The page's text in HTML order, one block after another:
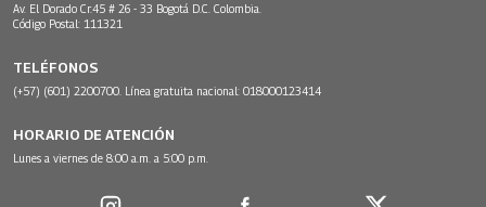
Av. El Dorado Cr.45 # 26 - 33 Bogotá D.C. Colombia.
Código Postal: 111321
TELÉFONOS
(+57) (601) 2200700. Línea gratuita nacional: 018000123414
HORARIO DE ATENCIÓN
Lunes a viernes de 8:00 a.m. a 5:00 p.m.